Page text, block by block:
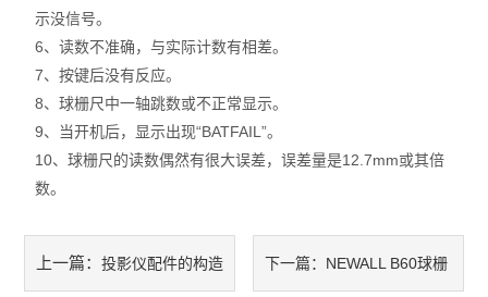
花岗石,大理石
扭力测试仪
EV2515
二次元
球栅
示没信号。
6、读数不准确，与实际计数有相差。
7、按键后没有反应。
8、球栅尺中一轴跳数或不正常显示。
9、当开机后，显示出现“BATFAIL”。
10、球栅尺的读数偶然有很大误差，误差量是12.7mm或其倍
数。
上一篇：投影仪配件的构造 下一篇： NEWALL B60球栅